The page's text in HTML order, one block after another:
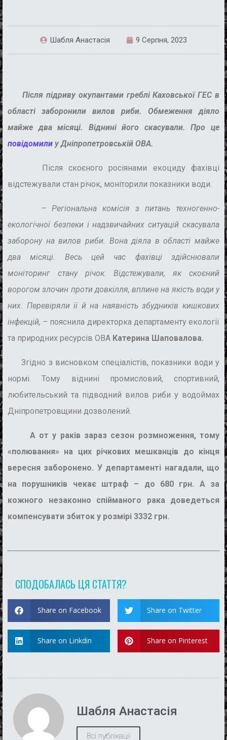
Шабля Анастасія 9 Серпня, 2023
Після підриву окупантами греблі Каховської ГЕС в
області заборонили вилов риби. Обмеження діяло
майже два місяці. Віднині його скасували. Про це
повідомили у Дніпропетровській ОВА.
Після скоєного росіянами екоциду фахівці
відстежували стан річок, моніторили показники води.
– Регіональна комісія з питань техногенно-
екологічної безпеки і надзвичайних ситуацій скасувала
заборону на вилов риби. Вона діяла в області майже
два місяці. Весь цей час фахівці здійснювали
моніторинг стану річок. Відстежували, як скоєний
ворогом злочин проти довкілля, вплине на якість води у
них. Перевіряли її й на наявність збудників кишкових
інфекцій, – пояснила директорка департаменту екології
та природних ресурсів ОВА Катерина Шаповалова.
Згідно з висновком спеціалістів, показники води у
нормі. Тому віднині промисловий, спортивний,
любительський та підводний вилов риби у водоймах
Дніпропетровщини дозволений.
А от у раків зараз сезон розмноження, тому
«полювання» на цих річкових мешканців до кінця
вересня заборонено. У департаменті нагадали, що
на порушників чекає штраф – до 680 грн. А за
кожного незаконно спійманого рака доведеться
компенсувати збиток у розмірі 3332 грн.
СПОДОБАЛАСЬ ЦЯ СТАТТЯ?
Share on Facebook Share on Twitter
Share on Linkdin Share on Pinterest
Шабля Анастасія
Всі публікації